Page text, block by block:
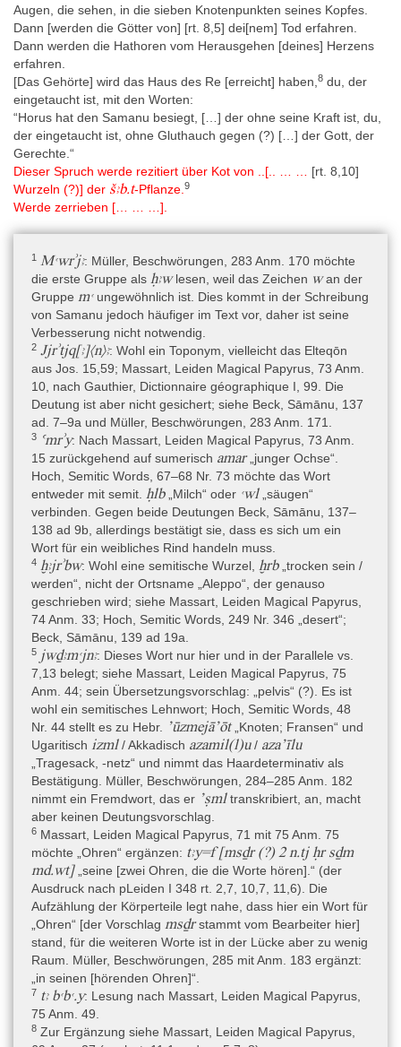
Augen, die sehen, in die sieben Knotenpunkten seines Kopfes.
Dann [werden die Götter von] [rt. 8,5] dei[nem] Tod erfahren.
Dann werden die Hathoren vom Herausgehen [deines] Herzens
erfahren.
[Das Gehörte] wird das Haus des Re [erreicht] haben, 8 du, der
eingetaucht ist, mit den Worten:
“Horus hat den Samanu besiegt, […] der ohne seine Kraft ist, du,
der eingetaucht ist, ohne Gluthauch gegen (?) […] der Gott, der
Gerechte.“
Dieser Spruch werde rezitiert über Kot von ..[.. … …
[rt. 8,10]
Wurzeln (?)] der šꜣb.t-Pflanze. 9
Werde zerrieben [… … …].
1 Mꜥwrʾjꜣ: Müller, Beschwörungen, 283 Anm. 170 möchte
die erste Gruppe als ḥꜣwlesen, weil das Zeichen wan der
Gruppe mꜥungewöhnlich ist. Dies kommt in der Schreibung
von Samanu jedoch häufiger im Text vor, daher ist seine
Verbesserung nicht notwendig.
2 Jjrʾtjq[ꜣ]⟨n⟩ꜣ: Wohl ein Toponym, vielleicht das Elteqōn
aus Jos. 15,59; Massart, Leiden Magical Papyrus, 73 Anm.
10, nach Gauthier, Dictionnaire géographique I, 99. Die
Deutung ist aber nicht gesichert; siehe Beck, Sāmānu, 137
ad. 7–9a und Müller, Beschwörungen, 283 Anm. 171.
3 Ꜥmrʾy: Nach Massart, Leiden Magical Papyrus, 73 Anm.
15 zurückgehend auf sumerisch amar„junger Ochse“.
Hoch, Semitic Words, 67–68 Nr. 73 möchte das Wort
entweder mit semit. ḥlb„Milch“ oder ꜥwl„säugen“
verbinden. Gegen beide Deutungen Beck, Sāmānu, 137–
138 ad 9b, allerdings bestätigt sie, dass es sich um ein
Wort für ein weibliches Rind handeln muss.
4 ḫꜣjrʾbw: Wohl eine semitische Wurzel, ḫrb„trocken sein /
werden“, nicht der Ortsname „Aleppo“, der genauso
geschrieben wird; siehe Massart, Leiden Magical Papyrus,
74 Anm. 33; Hoch, Semitic Words, 249 Nr. 346 „desert“;
Beck, Sāmānu, 139 ad 19a.
5 jwḏꜣmꜥjnꜣ: Dieses Wort nur hier und in der Parallele vs.
7,13 belegt; siehe Massart, Leiden Magical Papyrus, 75
Anm. 44; sein Übersetzungsvorschlag: „pelvis“ (?). Es ist
wohl ein semitisches Lehnwort; Hoch, Semitic Words, 48
Nr. 44 stellt es zu Hebr.
’ūzmejā’ōt„Knoten; Fransen“ und
Ugaritisch izml/ Akkadisch azamil(l)u/ aza’īlu
„Tragesack, -netz“ und nimmt das Haardeterminativ als
Bestätigung. Müller, Beschwörungen, 284–285 Anm. 182
nimmt ein Fremdwort, das er ’ṣmltranskribiert, an, macht
aber keinen Deutungsvorschlag.
6 Massart, Leiden Magical Papyrus, 71 mit 75 Anm. 75
möchte „Ohren“ ergänzen: tꜣy=f [msḏr (?) 2 n.tj ḥr sḏm
md.wt]„seine [zwei Ohren, die die Worte hören].“ (der
Ausdruck nach pLeiden I 348 rt. 2,7, 10,7, 11,6). Die
Aufzählung der Körperteile legt nahe, dass hier ein Wort für
„Ohren“ [der Vorschlag msḏrstammt vom Bearbeiter hier]
stand, für die weiteren Worte ist in der Lücke aber zu wenig
Raum. Müller, Beschwörungen, 285 mit Anm. 183 ergänzt:
„in seinen [hörenden Ohren]“.
7 tꜣ bꜥbꜥ.y: Lesung nach Massart, Leiden Magical Papyrus,
75 Anm. 49.
8 Zur Ergänzung siehe Massart, Leiden Magical Papyrus,